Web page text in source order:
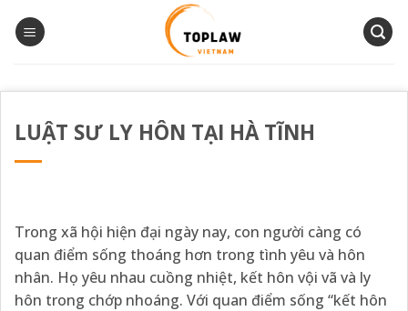
qua
LUẬT SƯ LY HÔN TẠI HÀ TĨNH
Trong xã hội hiện đại ngày nay, con người càng có
quan điểm sống thoáng hơn trong tình yêu và hôn
nhân. Họ yêu nhau cuồng nhiệt, kết hôn vội vã và ly
hôn trong chớp nhoáng. Với quan điểm sống “kết hôn